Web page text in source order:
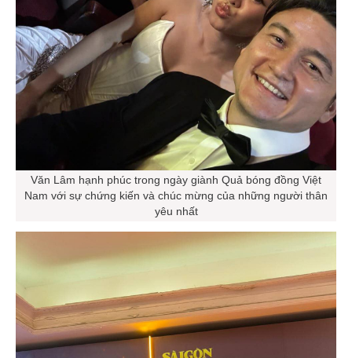
Văn Lâm hạnh phúc trong ngày giành Quả bóng đồng Việt
Nam với sự chứng kiến và chúc mừng của những người thân
yêu nhất